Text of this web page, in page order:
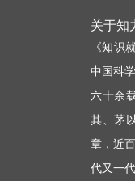
关于知
《知识
中国科
六十余
其、茅
章，近
代又一